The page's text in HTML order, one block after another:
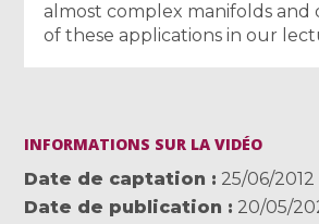
almost complex manifolds and
of these applications in our
INFORMATIONS SUR LA VIDÉO
Date de captation
25/06/2012
Date de publication
20/05/